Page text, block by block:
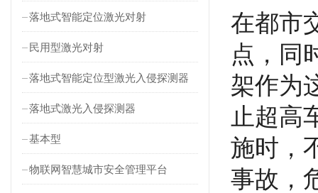
落地式智能定位激光对射
民用型激光对射
落地式智能定位型激光入侵探测器
落地式激光入侵探测器
基本型
物联网智慧城市安全管理平台
在都市
点，同
架作为
止超高
施时，
事故，